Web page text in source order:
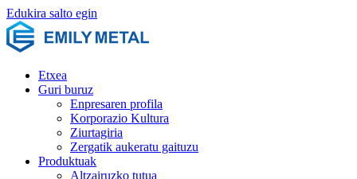
Edukira salto egin
Etxea
Guri buruz
Enpresaren profila
Korporazio Kultura
Ziurtagiria
Zergatik aukeratu gaituzu
Produktuak
Altzairuzko tutua